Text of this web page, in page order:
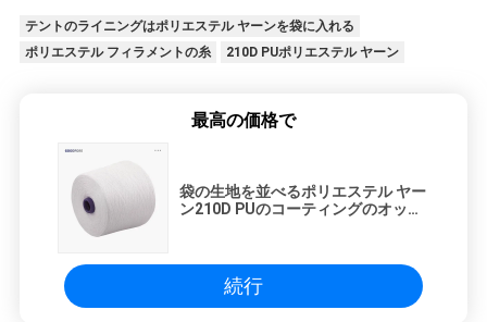
テントのライニングはポリエステル ヤーンを袋に入れる
ポリエステル フィラメントの糸
210D PUポリエステル ヤーン
最高の価格で
袋の生地を並べるポリエステル ヤー
ン210D PUのコーティングのオック
続行